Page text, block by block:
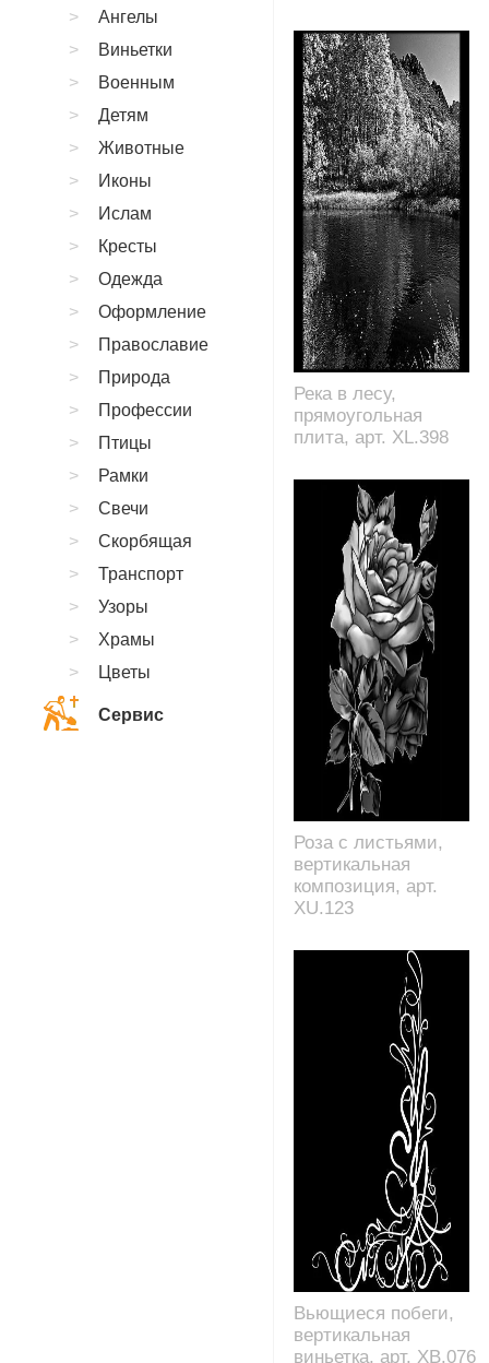
Река в лесу,
прямоугольная
плита, арт. XL.398
Роза с листьями,
вертикальная
композиция, арт.
XU.123
Вьющиеся побеги,
вертикальная
виньетка, арт. XB.076
Ангелы
Виньетки
Военным
Детям
Животные
Иконы
Ислам
Кресты
Одежда
Оформление
Православие
Природа
Профессии
Птицы
Рамки
Свечи
Скорбящая
Транспорт
Узоры
Храмы
Цветы
Сервис